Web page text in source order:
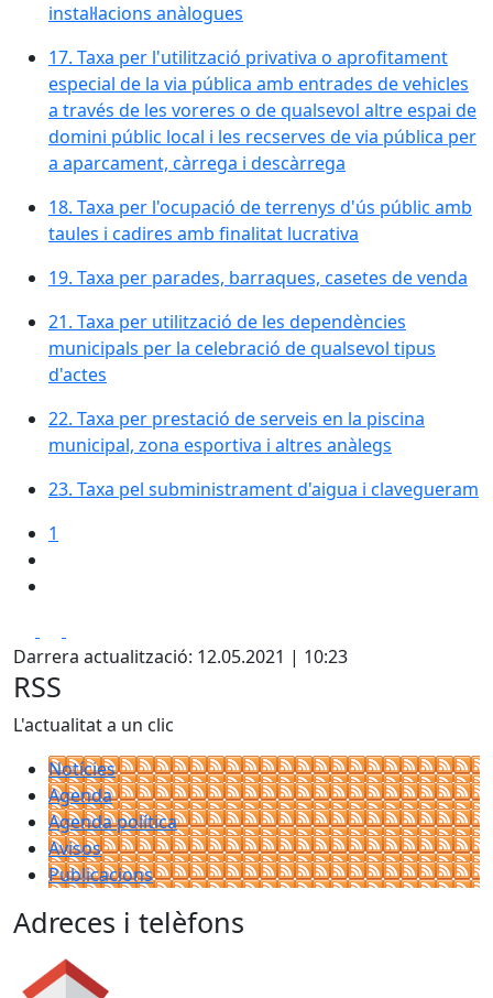
instal·lacions anàlogues
17. Taxa per l'utilització privativa o aprofitament
especial de la via pública amb entrades de vehicles
a través de les voreres o de qualsevol altre espai de
domini públic local i les recserves de via pública per
a aparcament, càrrega i descàrrega
18. Taxa per l'ocupació de terrenys d'ús públic amb
taules i cadires amb finalitat lucrativa
19. Taxa per parades, barraques, casetes de venda
21. Taxa per utilització de les dependències
municipals per la celebració de qualsevol tipus
d'actes
22. Taxa per prestació de serveis en la piscina
municipal, zona esportiva i altres anàlegs
23. Taxa pel subministrament d'aigua i clavegueram
1
Darrera actualització: 12.05.2021 | 10:23
RSS
L'actualitat a un clic
Notícies
Agenda
Agenda política
Avisos
Publicacions
Adreces i telèfons